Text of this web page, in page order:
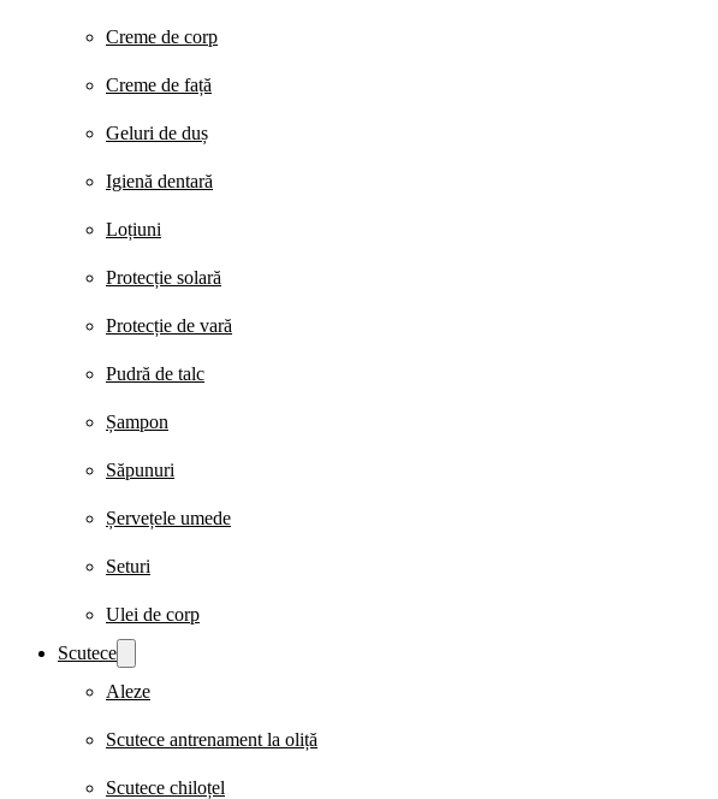
Creme de corp
Creme de față
Geluri de duș
Igienă dentară
Loțiuni
Protecție solară
Protecție de vară
Pudră de talc
Șampon
Săpunuri
Șervețele umede
Seturi
Ulei de corp
Scutece
Aleze
Scutece antrenament la oliță
Scutece chiloțel